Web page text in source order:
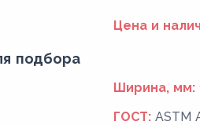
Цена и
подбора
Ширина, мм:
ГОСТ: ASTM